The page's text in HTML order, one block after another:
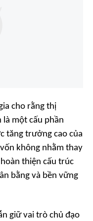
cho rằng thị
một cấu phần
tăng trưởng cao của
không nhằm thay
thiện cấu trúc
bằng và bền vững
giữ vai trò chủ đạo